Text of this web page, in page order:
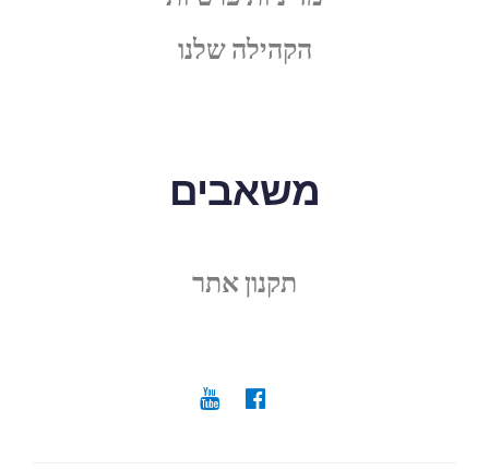
הקהילה שלנו
משאבים
תקנון אתר